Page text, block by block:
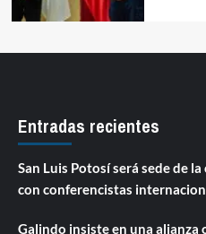
Entradas recientes
San Luis Potosí será sede de
con conferencistas
Galindo insiste en una